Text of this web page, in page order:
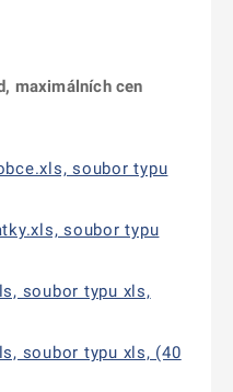
maximálních cen
soubor typu
soubor typu
soubor typu xls,
soubor typu xls, (40